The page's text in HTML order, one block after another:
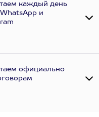
каждый день
WhatsApp и
официально